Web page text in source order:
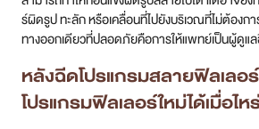
ร์ผิดรูป ทะลัก หรือเคลื่อนที่ไปยังบริเวณที่ไม่ต้องก
ทางออกเดียวที่ปลอดภัยคือการให้แพทย์เป็นผู้ดูแ
หลังฉีดโปรแกรมสลายฟิลเลอ
โปรแกรมฟิลเลอร์ใหม่ได้เมื่อไห